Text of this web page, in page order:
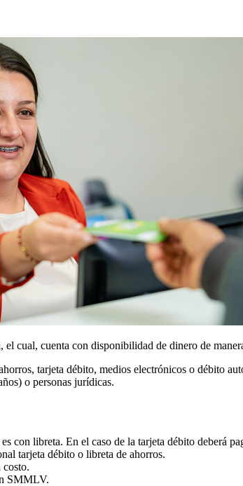
cual, cuenta con disponibilidad de dinero de
tarjeta débito, medios electrónicos o débito
o personas jurídicas.
con libreta. En el caso de la tarjeta débito deberá
tarjeta débito o libreta de ahorros.
costo.
SMMLV.